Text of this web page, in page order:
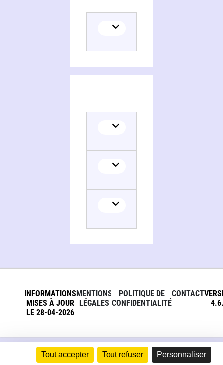
Tout accepter Tout refuser Personnaliser
INFORMATIONS
MISES À JOUR
LE 28-04-2026
MENTIONS
LÉGALES
POLITIQUE DE
CONFIDENTIALITÉ
CONTACT